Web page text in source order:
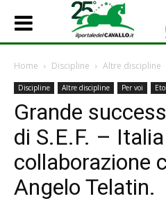
Home Discipline Altre discipline
Discipline Altre discipline Per voi
Grande
di S.E.F. –
collaborazione
Angelo Telatin.